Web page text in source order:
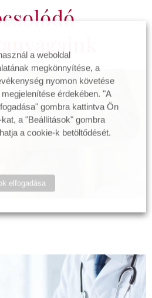
a weboldal
megkönnyítése, a
nyomon követése
érdekében. "A
gombra kattintva Ön
a "Beállítások" gombra
a cookie-k betöltődését.
elfogadása